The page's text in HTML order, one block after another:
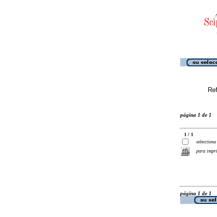
página 1 de 1
1 / 1
selecciona
para
página 1 de 1